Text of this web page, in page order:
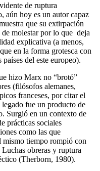
de ruptura
aún hoy es un autor capaz
que su extirpación
de molestar por lo que deja
explicativa (a menos,
en la forma grotesca con
del este europeo).
hizo Marx no “brotó”
(filósofos alemanes,
franceses, por citar el
fue un producto de
Surgió en un contexto de
prácticas sociales
como las que
tiempo rompió con
obreras y ruptura
(Therborn, 1980).